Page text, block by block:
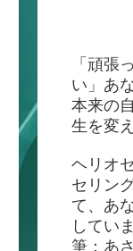
「頑張
い」あ
本来の
生を変
ヘリオ
セリン
て、あ
してい
筆：あさ